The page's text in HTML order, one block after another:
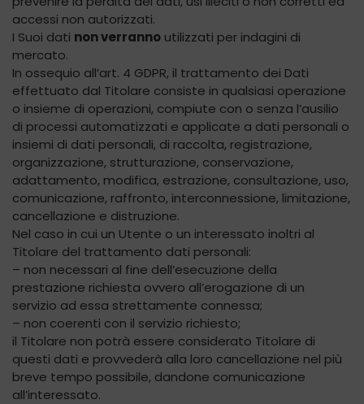
accessi non autorizzati.
I Suoi dati non verranno utilizzati per indagini di
mercato.
In ossequio all’art. 4 GDPR, il trattamento dei Dati
effettuato dal Titolare consiste in qualsiasi operazione
o insieme di operazioni, compiute con o senza l’ausilio
di processi automatizzati e applicate a dati personali o
insiemi di dati personali, di raccolta, registrazione,
organizzazione, strutturazione, conservazione,
adattamento, modifica, estrazione, consultazione, uso,
comunicazione, raffronto, interconnessione, limitazione,
cancellazione e distruzione.
Nel caso in cui un Utente o un interessato inoltri al
Titolare del trattamento dati personali:
– non necessari al fine dell’esecuzione della
prestazione richiesta ovvero all’erogazione di un
servizio ad essa strettamente connessa;
– non coerenti con il servizio richiesto;
il Titolare non potrà essere considerato Titolare di
questi dati e provvederà alla loro cancellazione nel più
breve tempo possibile, dandone comunicazione
all’interessato.